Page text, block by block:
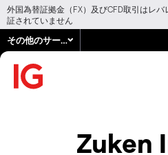
外国為替証拠金（FX）及びCFD取引はレ
証されていません
その他のサービス
Zuken